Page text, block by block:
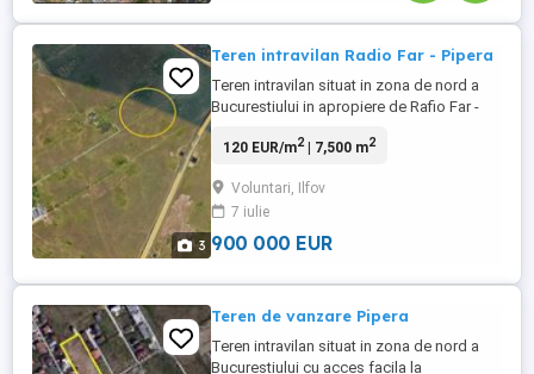
3
Teren intravilan Radio Far - Pipera
Teren intravilan situat in zona de nord a
Bucurestiului in apropiere de Rafio Far -
deschidere de 38.5 m cu posibilitate de
de 25.5 m Utiltati : energie electrica
120 EUR/m2| 7,500 m2
Voluntari, Ilfov
7 iulie
900 000 EUR
Teren de vanzare Pipera
Teren intravilan situat in zona de nord a
Bucurestiului cu acces facila la